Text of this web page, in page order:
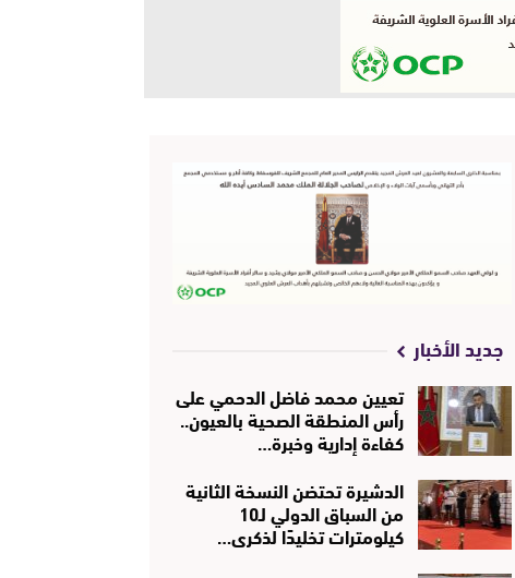
جديد الأخبار
تعيين محمد فاضل الدحمي على
رأس المنطقة الصحية بالعيون..
كفاءة إدارية وخبرة…
الدشيرة تحتضن النسخة الثانية
من السباق الدولي لـ10
كيلومترات تخليدًا لذكرى…